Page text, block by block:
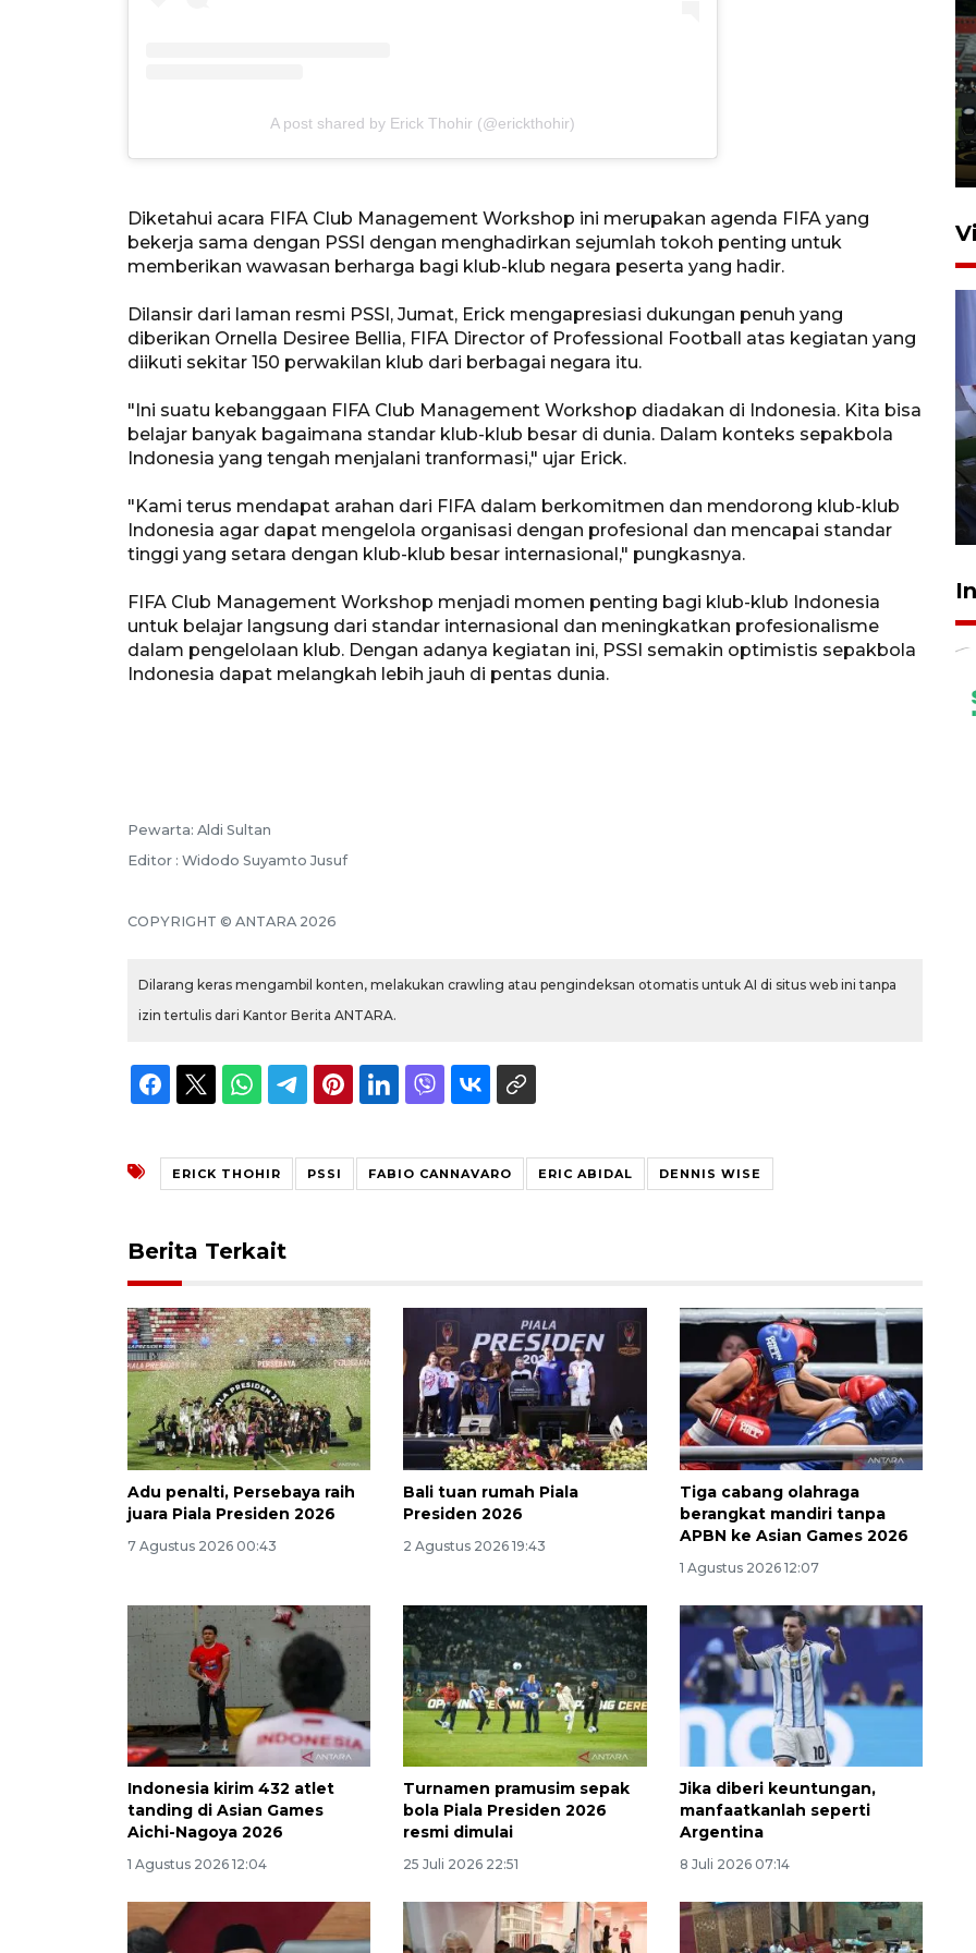
A post shared by Erick Thohir (@erickthohir)
Diketahui acara FIFA Club Management Workshop ini merupakan agenda FIFA yang
bekerja sama dengan PSSI dengan menghadirkan sejumlah tokoh penting untuk
memberikan wawasan berharga bagi klub-klub negara peserta yang hadir.
Dilansir dari laman resmi PSSI, Jumat, Erick mengapresiasi dukungan penuh yang
diberikan Ornella Desiree Bellia, FIFA Director of Professional Football atas kegiatan yang
diikuti sekitar 150 perwakilan klub dari berbagai negara itu.
"Ini suatu kebanggaan FIFA Club Management Workshop diadakan di Indonesia. Kita bisa
belajar banyak bagaimana standar klub-klub besar di dunia. Dalam konteks sepakbola
Indonesia yang tengah menjalani tranformasi," ujar Erick.
"Kami terus mendapat arahan dari FIFA dalam berkomitmen dan mendorong klub-klub
Indonesia agar dapat mengelola organisasi dengan profesional dan mencapai standar
tinggi yang setara dengan klub-klub besar internasional," pungkasnya.
FIFA Club Management Workshop menjadi momen penting bagi klub-klub Indonesia
untuk belajar langsung dari standar internasional dan meningkatkan profesionalisme
dalam pengelolaan klub. Dengan adanya kegiatan ini, PSSI semakin optimistis sepakbola
Indonesia dapat melangkah lebih jauh di pentas dunia.
Pewarta: Aldi Sultan
Editor : Widodo Suyamto Jusuf
COPYRIGHT © ANTARA 2026
Dilarang keras mengambil konten, melakukan crawling atau pengindeksan otomatis untuk AI di situs web ini tanpa
izin tertulis dari Kantor Berita ANTARA.
ERICK THOHIR PSSI FABIO CANNAVARO ERIC ABIDAL DENNIS WISE
Berita Terkait
Adu penalti, Persebaya raih
juara Piala Presiden 2026
7 Agustus 2026 00:43
Bali tuan rumah Piala
Presiden 2026
2 Agustus 2026 19:43
Tiga cabang olahraga
berangkat mandiri tanpa
APBN ke Asian Games 2026
1 Agustus 2026 12:07
Indonesia kirim 432 atlet
tanding di Asian Games
Aichi-Nagoya 2026
1 Agustus 2026 12:04
Turnamen pramusim sepak
bola Piala Presiden 2026
resmi dimulai
25 Juli 2026 22:51
Jika diberi keuntungan,
manfaatkanlah seperti
Argentina
8 Juli 2026 07:14
5 Agustus 2026 16:28
Polisi tetapkan lima tersangka
pengeroyokan maling ayam di
27 Juli 2026 22:32
2026-08-07 13:45:00